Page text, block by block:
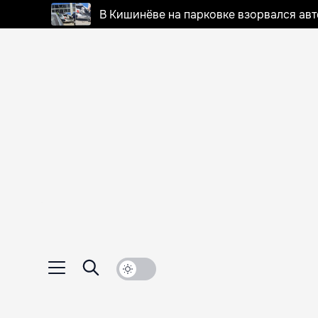
В Кишинёве на парковке взорвался